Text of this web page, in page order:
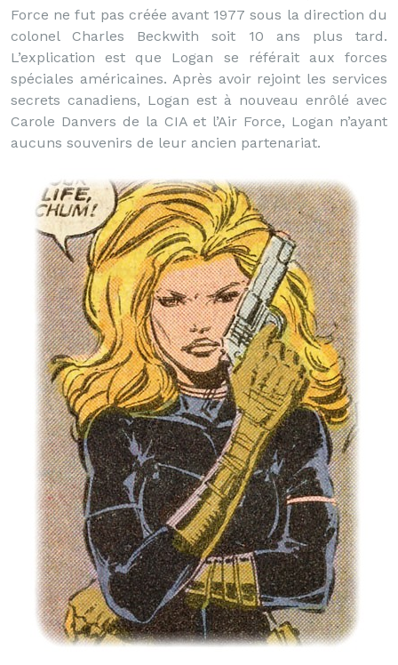
Force ne fut pas créée avant 1977 sous la direction du
colonel Charles Beckwith soit 10 ans plus tard.
L’explication est que Logan se référait aux forces
spéciales américaines. Après avoir rejoint les services
secrets canadiens, Logan est à nouveau enrôlé avec
Carole Danvers de la CIA et l’Air Force, Logan n’ayant
aucuns souvenirs de leur ancien partenariat.